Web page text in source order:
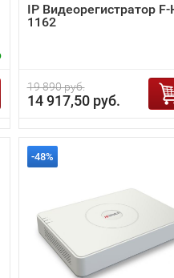
IP Видеорегистратор F-
1162
19 890 руб.
14 917,50 руб.
-48%